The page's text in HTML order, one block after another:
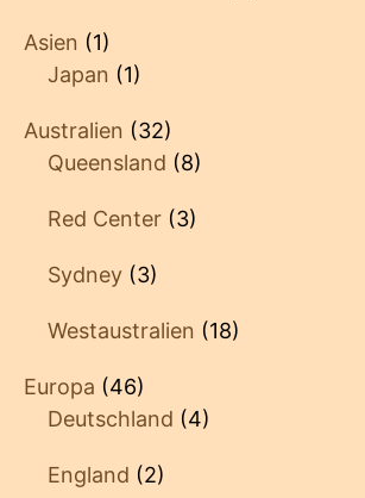
Asien (1)
Japan (1)
Australien (32)
Queensland (8)
Red Center (3)
Sydney (3)
Westaustralien (18)
Europa (46)
Deutschland (4)
England (2)